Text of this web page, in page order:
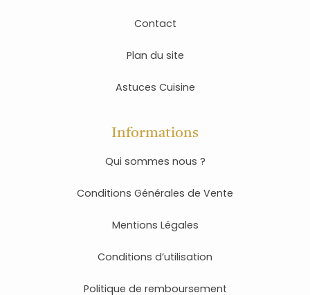
Contact
Plan du site
Astuces Cuisine
Informations
Qui sommes nous ?
Conditions Générales de Vente
Mentions Légales
Conditions d’utilisation
Politique de remboursement